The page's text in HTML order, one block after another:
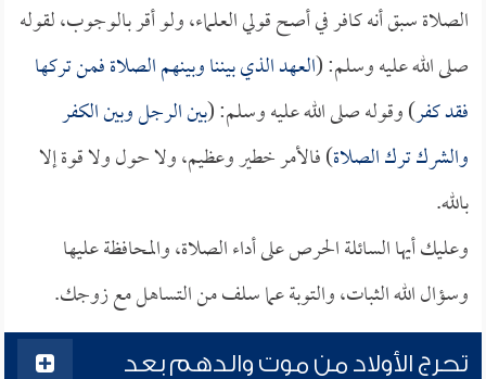
الصلاة سبق أنه كافر في أصح قولي العلماء، ولو أقر بالوجوب، لقوله
صلى الله عليه وسلم: (العهد الذي بيننا وبينهم الصلاة فمن تركها
فقد كفر) وقوله صلى الله عليه وسلم: (بين الرجل وبين الكفر
والشرك ترك الصلاة) فالأمر خطير وعظيم، ولا حول ولا قوة إلا
بالله.
وعليك أيها السائلة الحرص على أداء الصلاة، والمحافظة عليها
وسؤال الله الثبات، والتوبة عما سلف من التساهل مع زوجك.
تحرج الأولاد من موت والدهم بعد